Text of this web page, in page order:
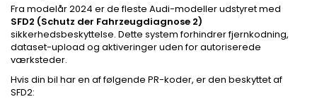
Fra modelår 2024 er de fleste Audi-modeller udstyret med
SFD2 (Schutz der Fahrzeugdiagnose 2)
sikkerhedsbeskyttelse. Dette system forhindrer fjernkodning,
dataset-upload og aktiveringer uden for autoriserede
værksteder.
Hvis din bil har en af følgende PR-koder, er den beskyttet af
SFD2: